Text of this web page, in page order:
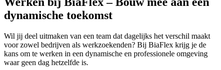
dynamische toekomst
Wil jij deel uitmaken van een team dat dagelijks het verschil maakt
voor zowel bedrijven als werkzoekenden? Bij BiaFlex krijg je de
kans om te werken in een dynamische en professionele omgeving
waar geen dag hetzelfde is.